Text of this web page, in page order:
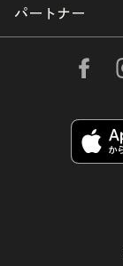
パートナー